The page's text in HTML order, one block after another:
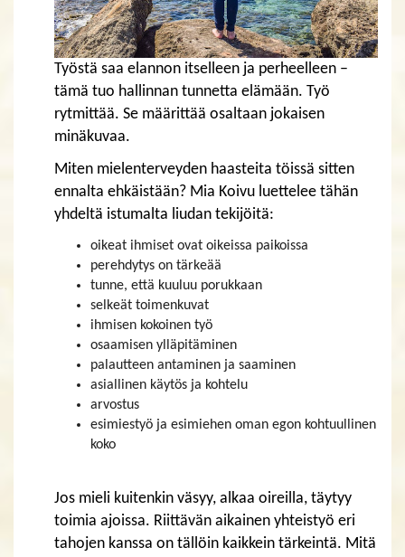
Työstä saa elannon itselleen ja perheelleen –
tämä tuo hallinnan tunnetta elämään. Työ
rytmittää. Se määrittää osaltaan jokaisen
minäkuvaa.
Miten mielenterveyden haasteita töissä sitten
ennalta ehkäistään? Mia Koivu luettelee tähän
yhdeltä istumalta liudan tekijöitä:
oikeat ihmiset ovat oikeissa paikoissa
perehdytys on tärkeää
tunne, että kuuluu porukkaan
selkeät toimenkuvat
ihmisen kokoinen työ
osaamisen ylläpitäminen
palautteen antaminen ja saaminen
asiallinen käytös ja kohtelu
arvostus
esimiestyö ja esimiehen oman egon kohtuullinen
koko
Jos mieli kuitenkin väsyy, alkaa oireilla, täytyy
toimia ajoissa. Riittävän aikainen yhteistyö eri
tahojen kanssa on tällöin kaikkein tärkeintä. Mitä